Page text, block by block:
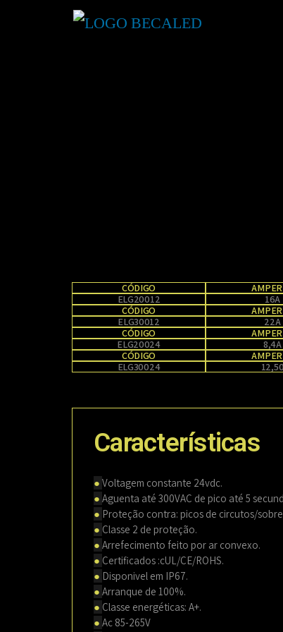
CÓDIGO
ELG20012
16A
CÓDIGO
ELG30012
22A
CÓDIGO
ELG20024
8,4A
CÓDIGO
ELG30024
12,50
Características
● Voltagem constante 24vdc.
● Aguenta até 300VAC de pico até 5
● Proteção contra: picos de circutos/
● Classe 2 de proteção.
● Arrefecimento feito por ar convexo.
● Certificados :cUL/CE/ROHS.
● Disponivel em IP67.
● Arranque de 100%.
● Classe energéticas: A+.
● Ac 85-265V